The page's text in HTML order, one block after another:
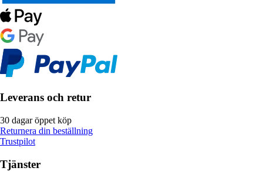
Leverans och retur
30 dagar öppet köp
Returnera din beställning
Trustpilot
Tjänster